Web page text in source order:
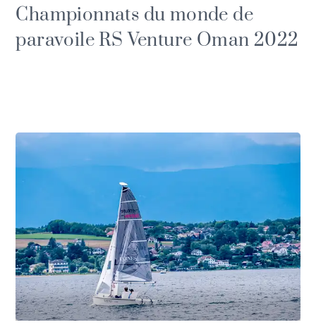
Championnats du monde de
paravoile RS Venture Oman 2022